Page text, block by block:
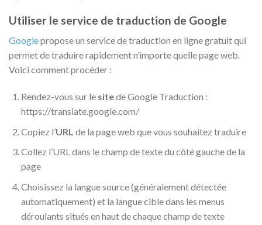
Utiliser le service de traduction de Google
Googlepropose un service de traduction en ligne gratuit qui
permet de traduire rapidement n’importe quelle page web.
Voici comment procéder :
Rendez-vous sur le sitede Google Traduction :
https://translate.google.com/
Copiez l’URL de la page web que vous souhaitez traduire
Collez l’URL dans le champ de texte du côté gauche de la
page
Choisissez la langue source (généralement détectée
automatiquement) et la langue cible dans les menus
déroulants situés en haut de chaque champ de texte